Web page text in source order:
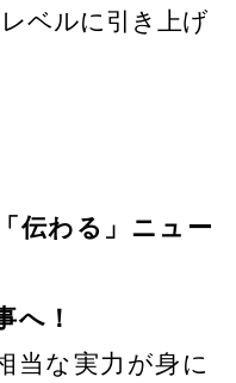
ベルに引き上げ
伝わる」ニュー
へ！
当な実力が身に